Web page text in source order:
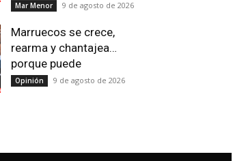
Mar Menor 9 de agosto de 2026
Marruecos se crece,
rearma y chantajea…
porque puede
Opinión 9 de agosto de 2026